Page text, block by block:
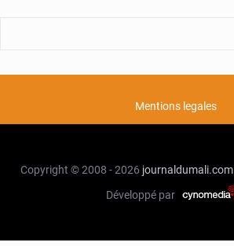
Mentions legales
Copyright © 2008 - 2026 journaldumali.com
Développé par